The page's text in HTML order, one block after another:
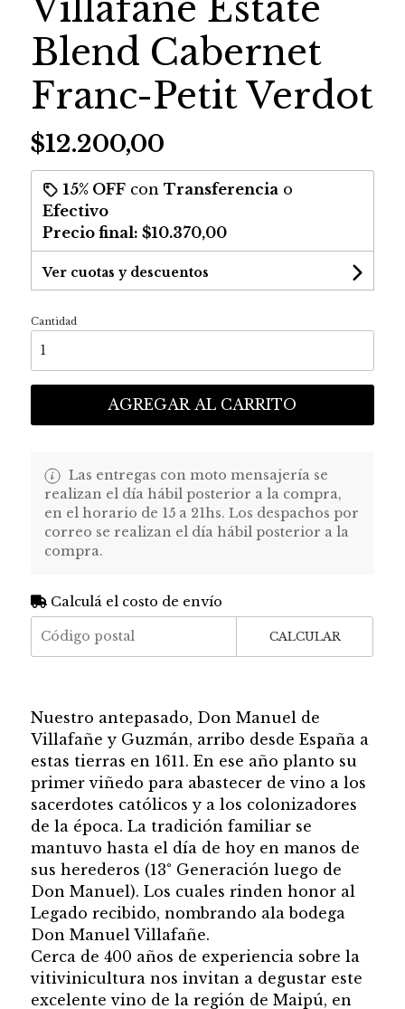
Blend Cabernet
Franc-Petit Verdot
$12.200,00
15% OFFcon Transferencia o
Efectivo
Precio final: $10.370,00
Ver cuotas y descuentos
Cantidad
AGREGAR AL CARRITO
Las entregas con moto mensajería se
realizan el día hábil posterior a la compra,
en el horario de 15 a 21hs. Los despachos por
correo se realizan el día hábil posterior a la
compra.
Calculá el costo de envío
CALCULAR
Nuestro antepasado, Don Manuel de
Villafañe y Guzmán, arribo desde España a
estas tierras en 1611. En ese año planto su
primer viñedo para abastecer de vino a los
sacerdotes católicos y a los colonizadores
de la época. La tradición familiar se
mantuvo hasta el día de hoy en manos de
sus herederos (13° Generación luego de
Don Manuel). Los cuales rinden honor al
Legado recibido, nombrando ala bodega
Don Manuel Villafañe.
Cerca de 400 años de experiencia sobre la
vitivinicultura nos invitan a degustar este
excelente vino de la región de Maipú, en